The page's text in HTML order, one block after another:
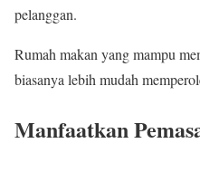
pelanggan.
Rumah makan yang mampu
biasanya lebih mudah
Manfaatkan